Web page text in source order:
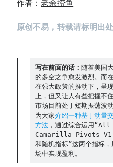
老余看市：假曙光、核电弹药上膛、
讲故事
为什么说每年6月底是罗素2000最
我拿Reddit上高赞的趋势策略，认
老余看市：长鑫4万亿，A股却蒸发
Contact：
作者：老余捞鱼
原创不易，转载请标明出
写在前面的话： 随着美国
的多空之争愈发激烈。而
在强大政策的推动下，呈
上，但又让人有些把握不
市场目前处于短期振荡波
为大家介绍一种基于动量
方法，通过综合运用
Camarilla Pivots
和随机指标”这两个指标
场中实现盈利。